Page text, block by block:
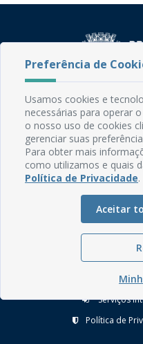
Rua do Imperador,
CEP: 58.280-000 -
Fone: (83)
Email:
Expediente: Segunda à
Mapa do
Perguntas
Manual de
Serviços
Política de
Preferência de
Usamos cookies e
necessárias para operar
o nosso uso de cookies
gerenciar suas
Para obter mais
como utilizamos e quais
Política de Privacidade.
Aceitar